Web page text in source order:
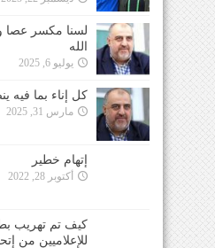
لسنا مكسر عصا
الله
يوليو 6, 2025
كل إناء بما فيه
مارس 31, 2025
إتهام خطير
أكتوبر 28, 2022
كيف تم تهريب
للإعلاميين من